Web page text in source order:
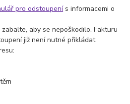
pro odstoupenís informacemi o
zabalte, aby se nepoškodilo. Fakturu
již není nutné přikládat.